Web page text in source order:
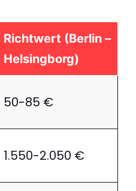
Richtwert (Berlin –
Helsingborg)
50-85 €
1.550-2.050 €